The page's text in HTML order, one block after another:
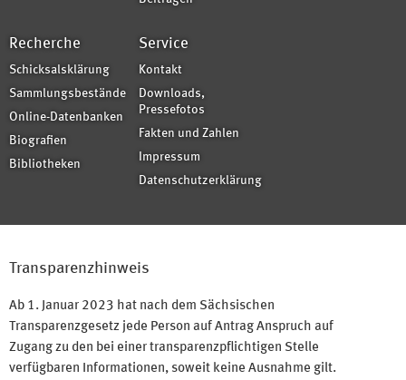
Recherche
Schicksalsklärung
Sammlungsbestände
Online-Datenbanken
Biografien
Bibliotheken
Service
Kontakt
Downloads,
Pressefotos
Fakten und Zahlen
Impressum
Datenschutzerklärung
Transparenzhinweis
Ab 1. Januar 2023 hat nach dem Sächsischen
Transparenzgesetz jede Person auf Antrag Anspruch auf
Zugang zu den bei einer transparenzpflichtigen Stelle
verfügbaren Informationen, soweit keine Ausnahme gilt.